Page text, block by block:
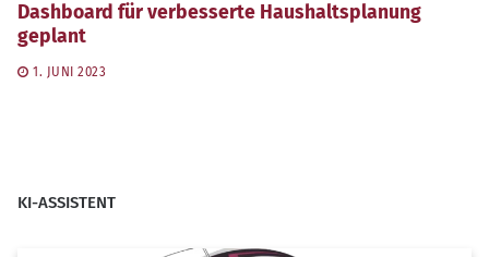
Dashboard für verbesserte Haushaltsplanung
geplant
1. JUNI 2023
KI-ASSISTENT